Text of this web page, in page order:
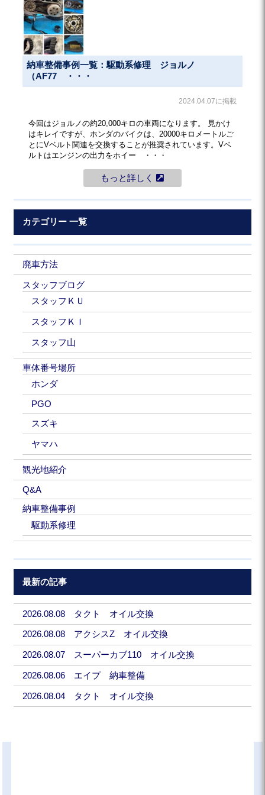
納車整備事例一覧：駆動系修理 ジョルノ
（AF77 ・・・
2024.04.07に掲載
今回はジョルノの約20,000キロの車両になります。 見かけ
はキレイですが、ホンダのバイクは、20000キロメートルご
とにVベルト関連を交換することが推奨されています。Vベ
ルトはエンジンの出力をホイー ・・・
もっと詳しく
カテゴリー 一覧
廃車方法
スタッフブログ
スタッフＫＵ
スタッフＫＩ
スタッフ山
車体番号場所
ホンダ
PGO
スズキ
ヤマハ
観光地紹介
Q&A
納車整備事例
駆動系修理
最新の記事
2026.08.08 タクト オイル交換
2026.08.08 アクシスZ オイル交換
2026.08.07 スーパーカブ110 オイル交換
2026.08.06 エイプ 納車整備
2026.08.04 タクト オイル交換